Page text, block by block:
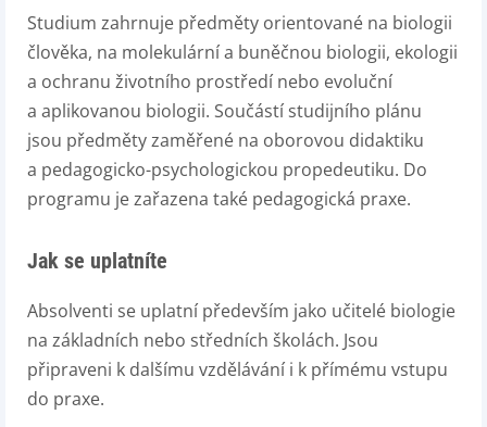
Studium zahrnuje předměty orientované na biologii
člověka, na molekulární a buněčnou biologii, ekologii
a ochranu životního prostředí nebo evoluční
a aplikovanou biologii. Součástí studijního plánu
jsou předměty zaměřené na oborovou didaktiku
a pedagogicko-psychologickou propedeutiku. Do
programu je zařazena také pedagogická praxe.
Jak se uplatníte
Absolventi se uplatní především jako učitelé biologie
na základních nebo středních školách. Jsou
připraveni k dalšímu vzdělávání i k přímému vstupu
do praxe.